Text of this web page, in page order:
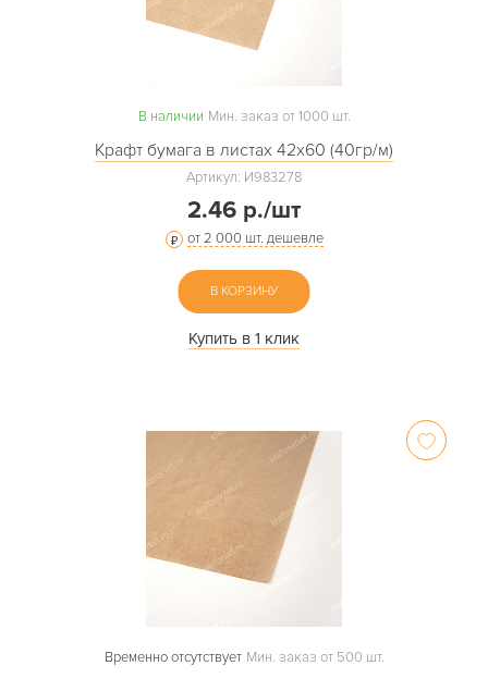
В наличии Мин. заказ от 1000 шт.
Крафт бумага в листах 42х60 (40гр/м)
Артикул: И983278
2.46 р./шт
от 2 000 шт. дешевле
В КОРЗИНУ
Купить в 1 клик
Временно отсутствует Мин. заказ от 500 шт.